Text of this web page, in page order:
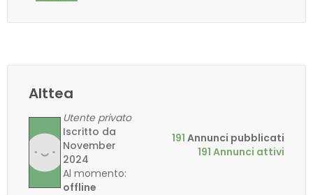
Alttea
Utente privato
Iscritto da
November
2024
Al momento:
offline
191 Annunci pubblicati
191 Annunci attivi